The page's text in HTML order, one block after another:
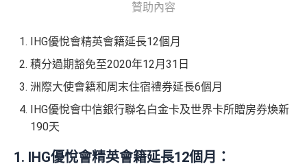
贊助內容
IHG優悅會精英會籍延長12個月
積分過期豁免至2020年12月31日
洲際大使會籍和周末住宿禮券延長6個月
IHG優悅會中信銀行聯名白金卡及世界卡所贈房券煥新
190天
1. IHG優悅會精英會籍延長12個月：